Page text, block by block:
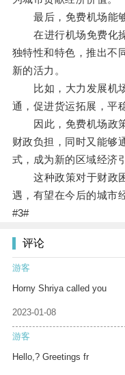
最后，免费机场能够
在进行机场免费化操
独特性和特色，推出不
新的活力。
比如，大力发展机场
通，促进货运拓展，平
因此，免费机场政策
财政负担，同时又能够
式，成为新的区域经济
这种政策对于财政困
遇，有望在今后的城市
#3#
评论
游客
Horny Shriya called you
2023-01-08
游客
Hello,? Greetings fr